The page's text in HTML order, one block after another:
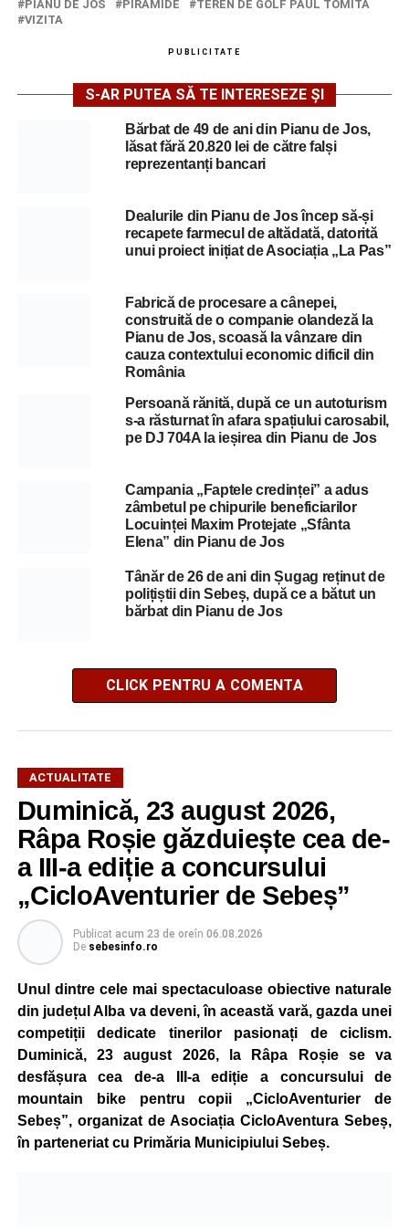
PIANU DE JOS PIRAMIDE
TEREN DE GOLF PAUL TOMITA
VIZITA
PUBLICITATE
S-AR PUTEA SĂ TE INTERESEZE ȘI
Bărbat de 49 de ani din Pianu de Jos,
lăsat fără 20.820 lei de către falși
reprezentanți bancari
Dealurile din Pianu de Jos încep să-și
recapete farmecul de altădată, datorită
unui proiect inițiat de Asociația „La Pas”
Fabrică de procesare a cânepei,
construită de o companie olandeză la
Pianu de Jos, scoasă la vânzare din
cauza contextului economic dificil din
România
Persoană rănită, după ce un autoturism
s-a răsturnat în afara spațiului carosabil,
pe DJ 704A la ieșirea din Pianu de Jos
Campania „Faptele credinței” a adus
zâmbetul pe chipurile beneficiarilor
Locuinței Maxim Protejate „Sfânta
Elena” din Pianu de Jos
Tânăr de 26 de ani din Șugag reținut de
polițiștii din Sebeș, după ce a bătut un
bărbat din Pianu de Jos
CLICK PENTRU A COMENTA
ACTUALITATE
Duminică, 23 august 2026,
Râpa Roșie găzduiește cea de-
a III-a ediție a concursului
„CicloAventurier de Sebeș”
Publicat acum 23 de oreîn 06.08.2026
De sebesinfo.ro
Unul dintre cele mai spectaculoase obiective naturale
din județul Alba va deveni, în această vară, gazda unei
competiții dedicate tinerilor pasionați de ciclism.
Duminică, 23 august 2026, la Râpa Roșie se va
desfășura cea de-a III-a ediție a concursului de
mountain bike pentru copii „CicloAventurier de
Sebeș”, organizat de Asociația CicloAventura Sebeș,
în parteneriat cu Primăria Municipiului Sebeș.